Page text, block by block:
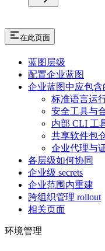
在此页面
蓝图层级
配置企业蓝图
企业蓝图中应包含
标准语言运
安全工具与
内部 CLI 工
共享软件包
企业代理与
各层级如何协同
企业级 secrets
企业范围内重建
跨组织管理 rollout
相关页面
环境管理